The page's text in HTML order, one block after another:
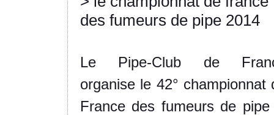
des fumeurs de pipe 2014
Le Pipe-Club de
organise le 42° championnat
France des fumeurs de pipe